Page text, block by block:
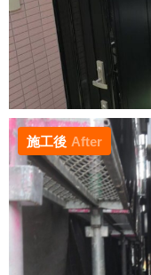
施工後 After